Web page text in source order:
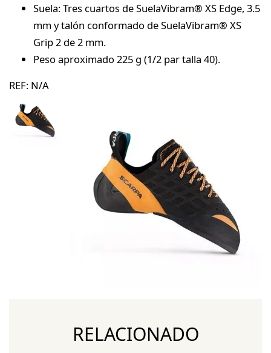
Suela: Tres cuartos de SuelaVibram® XS Edge, 3.5
mm y talón conformado de SuelaVibram® XS
Grip 2 de 2 mm.
Peso aproximado 225 g (1/2 par talla 40).
REF: N/A
RELACIONADO